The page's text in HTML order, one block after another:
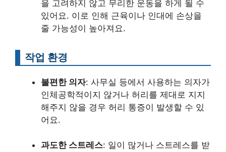
을 고려하지 않고 무리한 운동을 하게 될 수
있어요. 이로 인해 근육이나 인대에 손상을
줄 가능성이 높아져요.
작업 환경
불편한 의자: 사무실 등에서 사용하는 의자가
인체공학적이지 않거나 허리를 제대로 지지
해주지 않을 경우 허리 통증이 발생할 수 있
어요.
과도한 스트레스: 일이 많거나 스트레스를 받